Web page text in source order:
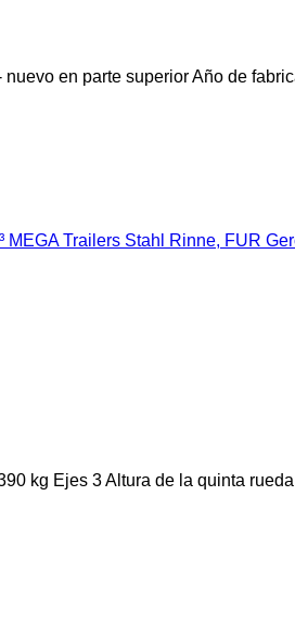
en parte superiorAño de
MEGA Trailers Stahl Rinne, FUR
kg Ejes 3Altura de la quinta rueda